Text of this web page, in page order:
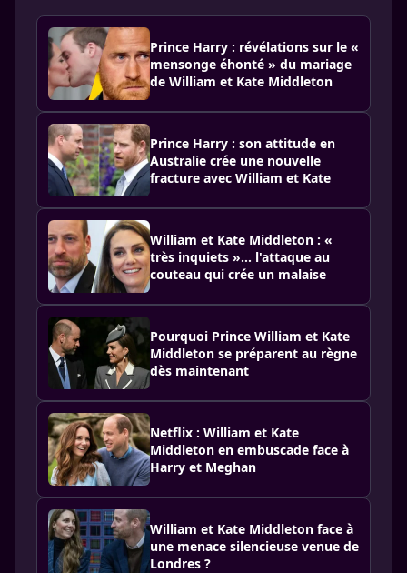
Prince Harry : révélations sur le «
mensonge éhonté » du mariage
de William et Kate Middleton
Prince Harry : son attitude en
Australie crée une nouvelle
fracture avec William et Kate
William et Kate Middleton : «
très inquiets »… l'attaque au
couteau qui crée un malaise
Pourquoi Prince William et Kate
Middleton se préparent au règne
dès maintenant
Netflix : William et Kate
Middleton en embuscade face à
Harry et Meghan
William et Kate Middleton face à
une menace silencieuse venue de
Londres ?